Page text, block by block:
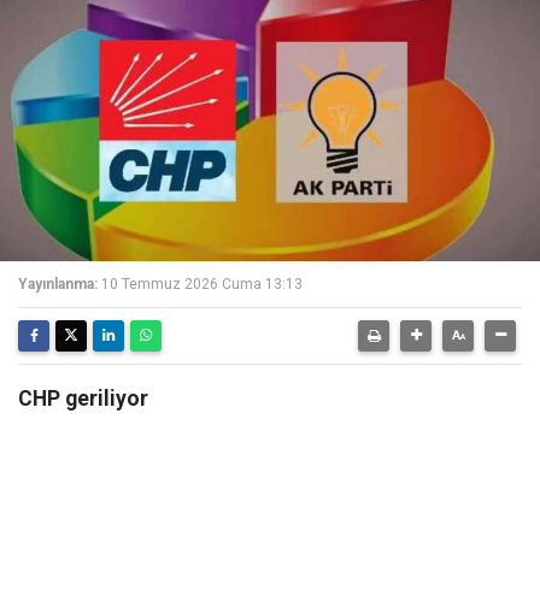
Yayınlanma: 10 Temmuz 2026 Cuma 13:13
CHP geriliyor